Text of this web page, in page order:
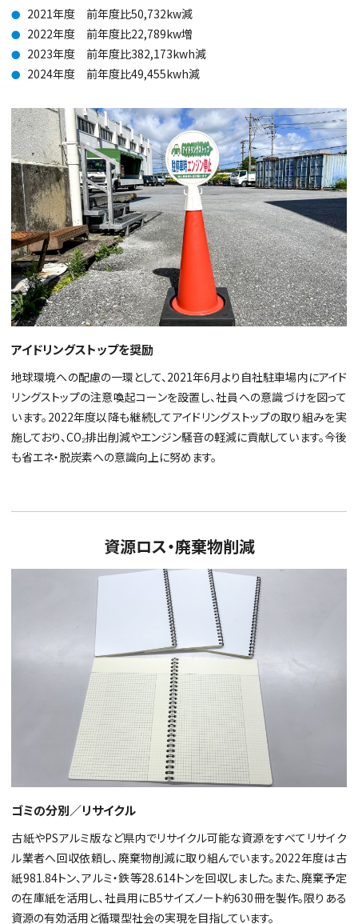
● 2021年度 前年度比50,732kw減
● 2022年度 前年度比22,789kw増
● 2023年度 前年度比382,173kwh減
● 2024年度 前年度比49,455kwh減
アイドリングストップを奨励
地球環境への配慮の一環として、2021年6月より自社駐車場内にアイド
リングストップの注意喚起コーンを設置し、社員への意識づけを図って
います。2022年度以降も継続してアイドリングストップの取り組みを実
施しており、CO₂排出削減やエンジン騒音の軽減に貢献しています。今後
も省エネ・脱炭素への意識向上に努めます。
資源ロス・廃棄物削減
ゴミの分別／リサイクル
古紙やPSアルミ版など県内でリサイクル可能な資源をすべてリサイク
ル業者へ回収依頼し、廃棄物削減に取り組んでいます。2022年度は古
紙981.84トン、アルミ・鉄等28.614トンを回収しました。また、廃棄予定
の在庫紙を活用し、社員用にB5サイズノート約630冊を製作。限りある
資源の有効活用と循環型社会の実現を目指しています。